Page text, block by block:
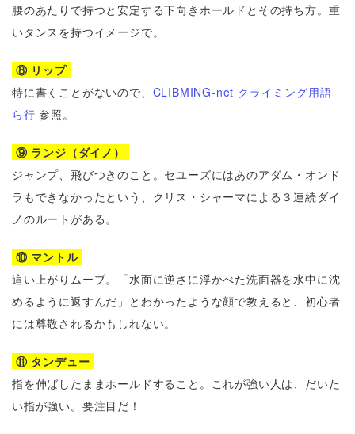
腰のあたりで持つと安定する下向きホールドとその持ち方。重
いタンスを持つイメージで。
⑧ リップ
特に書くことがないので、 CLIBMING-net クライミング用語
ら行 参照。
⑨ ランジ（ダイノ）
ジャンプ、飛びつきのこと。セユーズにはあのアダム・オンド
ラもできなかったという、 クリス・シャーマによる３連続ダイ
ノのルートがある。
⑩ マントル
這い上がりムーブ。「水面に逆さに浮かべた洗面器を水中に沈
めるように返すんだ」とわかったような顔で教えると、初心者
には尊敬されるかもしれない。
⑪ タンデュー
指を伸ばしたままホールドすること。これが強い人は、だいた
い指が強い。要注目だ！